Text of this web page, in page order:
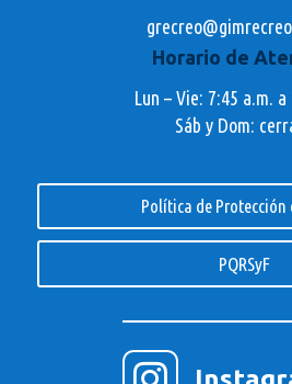
Horario de
Lun – Vie: 7:45 a.m. a
Sáb y Dom:
Política de Protección
PQRSyF